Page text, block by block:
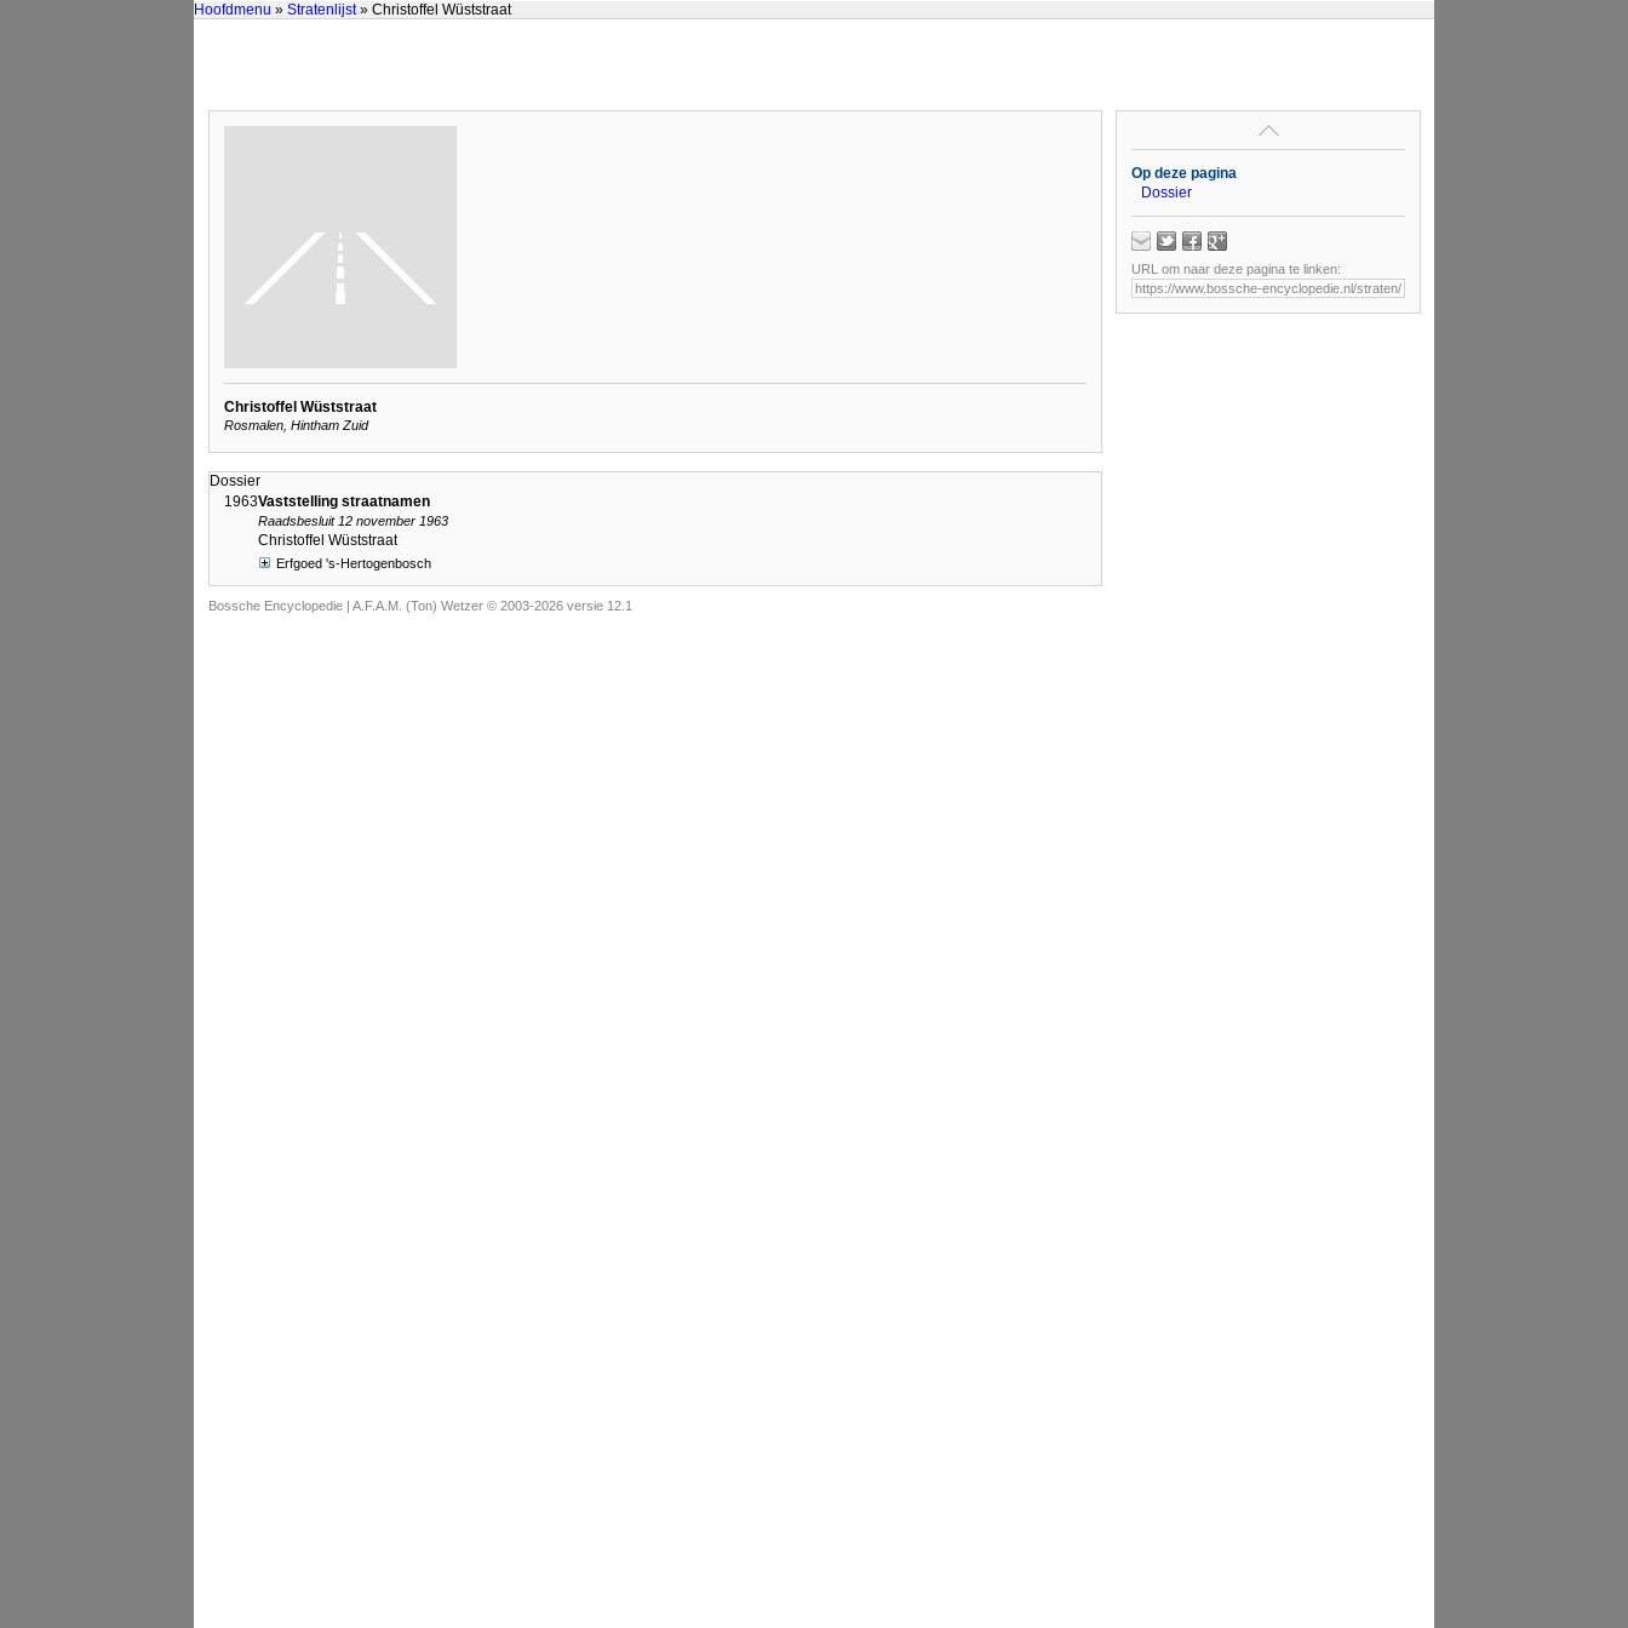
Hoofdmenu » Stratenlijst» Christoffel Wüststraat
Christoffel Wüststraat
Rosmalen, Hintham Zuid
Dossier
1963Vaststelling straatnamen
Raadsbesluit 12 november 1963
Christoffel Wüststraat
Erfgoed 's-Hertogenbosch
Op deze pagina
Dossier
URL om naar deze pagina te linken:
Bossche Encyclopedie | A.F.A.M. (Ton) Wetzer © 2003-2026 versie 12.1